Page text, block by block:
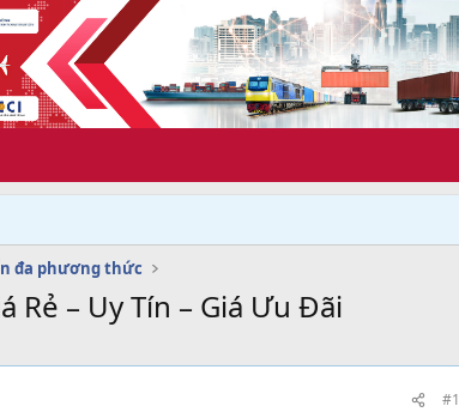
đa phương thức
Rẻ – Uy Tín – Giá Ưu Đãi
#1